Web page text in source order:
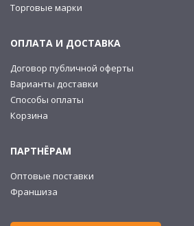
Торговые марки
ОПЛАТА И ДОСТАВКА
Договор публичной оферты
Варианты доставки
Способы оплаты
Корзина
ПАРТНЁРАМ
Оптовые поставки
Франшиза